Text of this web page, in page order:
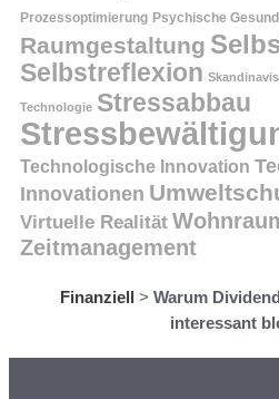
Prozessoptimierung Psychische
Raumgestaltung
Selbstreflexion
Technologie Stressabbau
Technologische Innovation
Innovationen
Virtuelle Realität
Zeitmanagement
Finanziell > Warum
interessant